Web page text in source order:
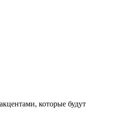
которые будут